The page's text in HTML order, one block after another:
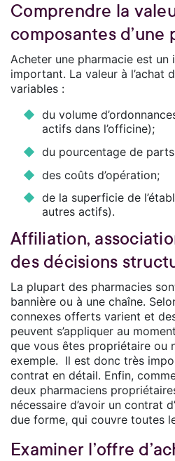
Comprendre la
composantes d’une
Acheter une pharmacie est un
important. La valeur à l’achat
variables :
du volume
actifs dans l’officine);
du pourcentage de
des coûts d’opération;
de la superficie de
autres actifs).
Affiliation,
des décisions
La plupart des pharmacies
bannière ou à une chaîne.
connexes offerts varient et
peuvent s’appliquer au
que vous êtes propriétaire ou
exemple. Il est donc très
contrat en détail. Enfin,
deux pharmaciens
nécessaire d’avoir un contrat
due forme, qui couvre toutes
Examiner l’offre